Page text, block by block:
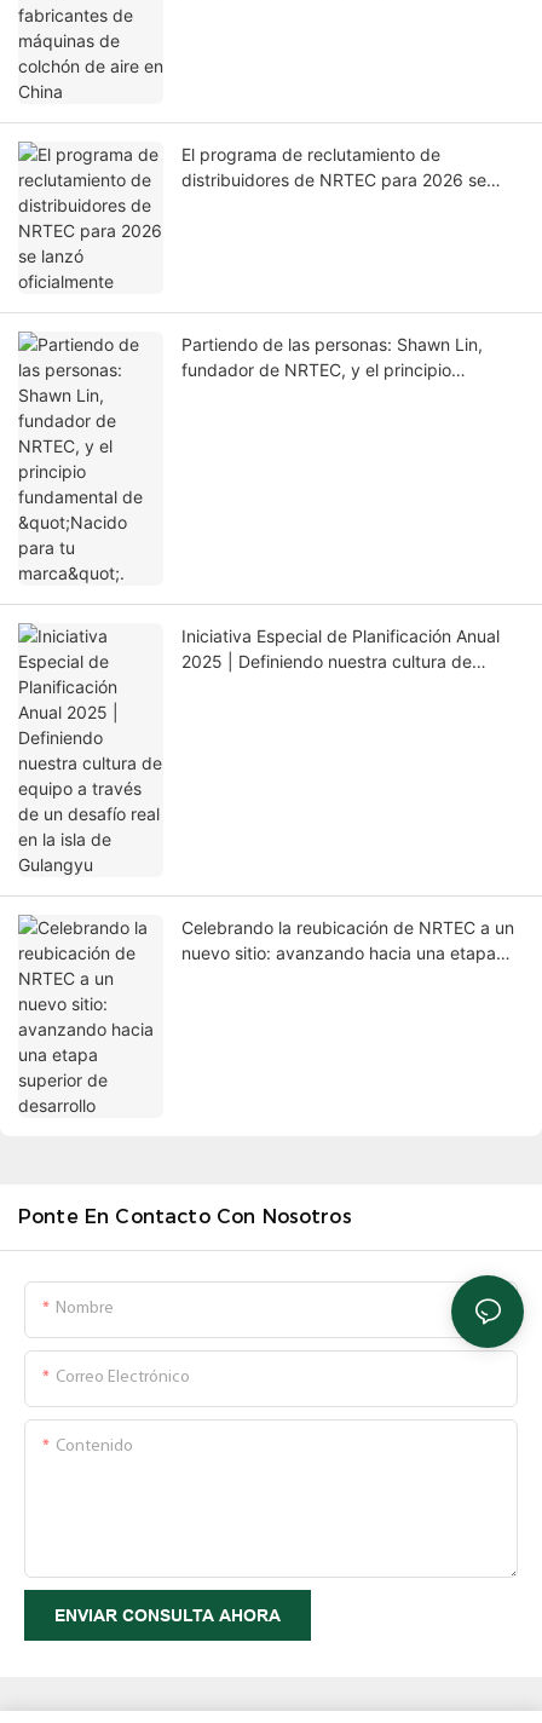
El programa de reclutamiento de
distribuidores de NRTEC para 2026 se
Partiendo de las personas: Shawn Lin,
fundador de NRTEC, y el principio
Iniciativa Especial de Planificación Anual
2025 | Definiendo nuestra cultura de
Celebrando la reubicación de NRTEC a un
nuevo sitio: avanzando hacia una etapa
Ponte En Contacto Con Nosotros
Nombre
Correo Electrónico
Contenido
ENVIAR CONSULTA AHORA